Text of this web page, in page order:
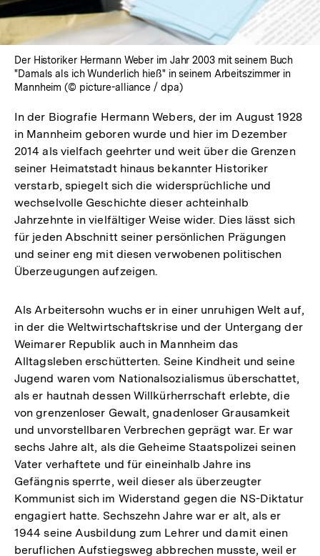
Der Historiker Hermann Weber im Jahr 2003 mit seinem Buch
"Damals als ich Wunderlich hieß" in seinem Arbeitszimmer in
Mannheim (© picture-alliance / dpa)
In der Biografie Hermann Webers, der im August 1928
in Mannheim geboren wurde und hier im Dezember
2014 als vielfach geehrter und weit über die Grenzen
seiner Heimatstadt hinaus bekannter Historiker
verstarb, spiegelt sich die widersprüchliche und
wechselvolle Geschichte dieser achteinhalb
Jahrzehnte in vielfältiger Weise wider. Dies lässt sich
für jeden Abschnitt seiner persönlichen Prägungen
und seiner eng mit diesen verwobenen politischen
Überzeugungen aufzeigen.
Als Arbeitersohn wuchs er in einer unruhigen Welt auf,
in der die Weltwirtschaftskrise und der Untergang der
Weimarer Republik auch in Mannheim das
Alltagsleben erschütterten. Seine Kindheit und seine
Jugend waren vom Nationalsozialismus überschattet,
als er hautnah dessen Willkürherrschaft erlebte, die
von grenzenloser Gewalt, gnadenloser Grausamkeit
und unvorstellbaren Verbrechen geprägt war. Er war
sechs Jahre alt, als die Geheime Staatspolizei seinen
Vater verhaftete und für eineinhalb Jahre ins
Gefängnis sperrte, weil dieser als überzeugter
Kommunist sich im Widerstand gegen die NS-Diktatur
engagiert hatte. Sechszehn Jahre war er alt, als er
1944 seine Ausbildung zum Lehrer und damit einen
beruflichen Aufstiegsweg abbrechen musste, weil er